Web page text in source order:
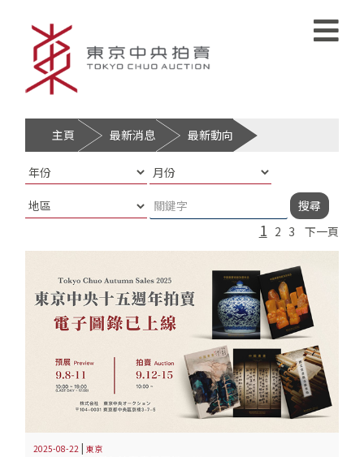
主頁 最新消息
最新動向
份:
份:
1 2 3 下一頁
2025-08-22 |東京